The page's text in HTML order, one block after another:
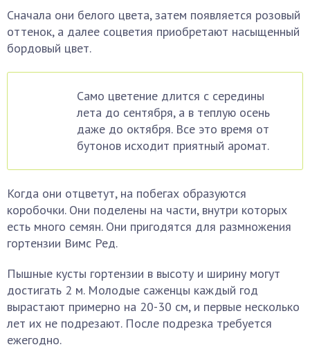
Сначала они белого цвета, затем появляется розовый
оттенок, а далее соцветия приобретают насыщенный
бордовый цвет.
Само цветение длится с середины
лета до сентября, а в теплую осень
даже до октября. Все это время от
бутонов исходит приятный аромат.
Когда они отцветут, на побегах образуются
коробочки. Они поделены на части, внутри которых
есть много семян. Они пригодятся для размножения
гортензии Вимс Ред.
Пышные кусты гортензии в высоту и ширину могут
достигать 2 м. Молодые саженцы каждый год
вырастают примерно на 20-30 см, и первые несколько
лет их не подрезают. После подрезка требуется
ежегодно.